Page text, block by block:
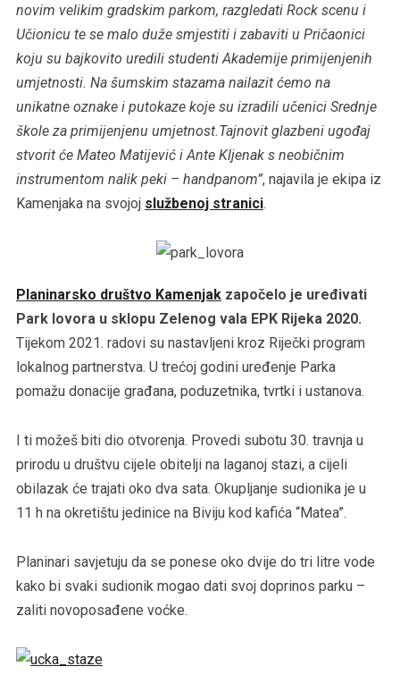
novim velikim gradskim parkom, razgledati Rock scenu i
Učionicu te se malo duže smjestiti i zabaviti u Pričaonici
koju su bajkovito uredili studenti Akademije primijenjenih
umjetnosti. Na šumskim stazama nailazit ćemo na
unikatne oznake i putokaze koje su izradili učenici Srednje
škole za primijenjenu umjetnost.Tajnovit glazbeni ugođaj
stvorit će Mateo Matijević i Ante Kljenak s neobičnim
instrumentom nalik peki – handpanom”, najavila je ekipa iz
Kamenjaka na svojoj službenoj stranici.
Planinarsko društvo Kamenjakzapočelo je uređivati
Park lovora u sklopu Zelenog vala EPK Rijeka 2020.
Tijekom 2021. radovi su nastavljeni kroz Riječki program
lokalnog partnerstva. U trećoj godini uređenje Parka
pomažu donacije građana, poduzetnika, tvrtki i ustanova.
I ti možeš biti dio otvorenja. Provedi subotu 30. travnja u
prirodu u društvu cijele obitelji na laganoj stazi, a cijeli
obilazak će trajati oko dva sata. Okupljanje sudionika je u
11 h na okretištu jedinice na Biviju kod kafića “Matea”.
Planinari savjetuju da se ponese oko dvije do tri litre vode
kako bi svaki sudionik mogao dati svoj doprinos parku –
zaliti novoposađene voćke.